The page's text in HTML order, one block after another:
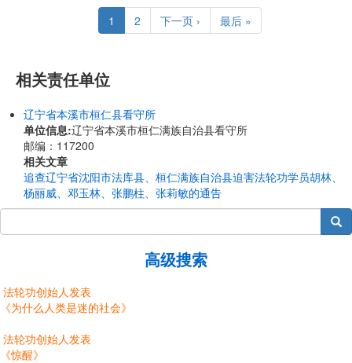
Current
page
1 Page
2
Next
page
下一页 ›
Last
page
最后 »
相关责任单位
辽宁省本溪市桓仁县看守所
单位信息:​​辽宁省本溪市桓仁满族自治县看守所
邮编：117200
相关文章
追查辽宁省沈阳市法库县、桓仁满族自治县迫害法轮功学员胡林、
杨丽威、邓玉林、张鹏柱、张莉敏的通告
搜索
高级搜索
法轮功创始人发表
《为什么人类是迷的社会》
法轮功创始人发表
《惊醒》